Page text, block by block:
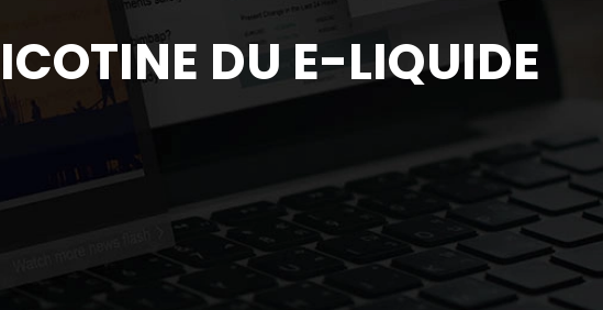
DU E-LIQUIDE